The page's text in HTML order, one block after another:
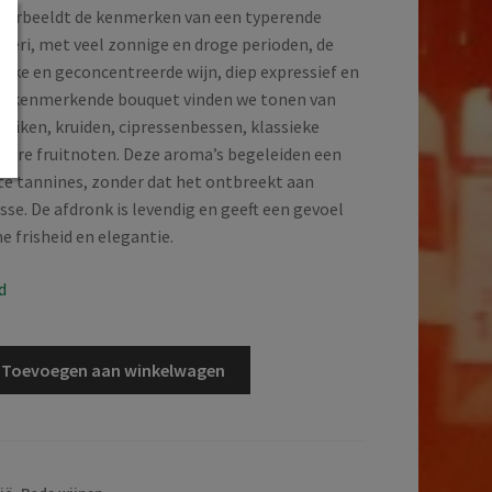
verbeeldt de kenmerken van een typerende
met veel zonnige en droge perioden, de
rijke en geconcentreerde wijn, diep expressief en
kenmerkende bouquet vinden we tonen van
kruiden, cipressenbessen, klassieke
fruitnoten. Deze aroma’s begeleiden een
tannines, zonder dat het ontbreekt aan
De afdronk is levendig en geeft een gevoel
frisheid en elegantie.
Toevoegen aan winkelwagen